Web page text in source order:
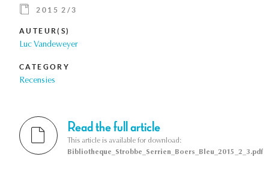
2015 2/3
AUTEUR(S)
Luc Vandeweyer
CATEGORY
Recensies
Read the full article
This article is available for download:
Bibliotheque_Strobbe_Serrien_Boers_Bleu_2015_2_3.pdf